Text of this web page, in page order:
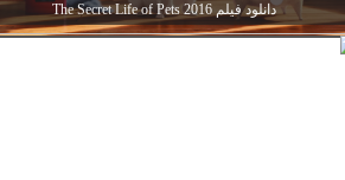
دانلود فیلم The Secret Life of Pets 2016